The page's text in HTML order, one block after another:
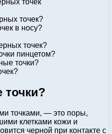
точек?
в носу?
точек?
пинцетом?
точки?
точки?
точками, — это поры,
клетками кожи и
черной при контакте с